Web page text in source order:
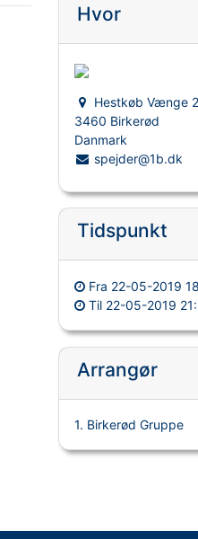
Hvor
Hestkøb Vænge
3460 Birkerød
Danmark
spejder@1b.dk
Tidspunkt
Fra 22-05-2019
Til 22-05-2019
Arrangør
1. Birkerød Gruppe